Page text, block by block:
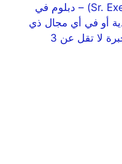
تنفيذي أول.(Sr. Executive Assistant) – دبلوم في
أو في أي مجال ذي
صلة.– إتقان اللغة الإنجليزية.– خبرة لا تقل عن 3